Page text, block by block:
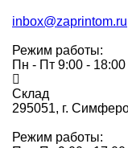
inbox@zaprintom.ru
Режим работы:
Пн - Пт 9:00 - 18:00
Склад
295051, г.
Режим работы: